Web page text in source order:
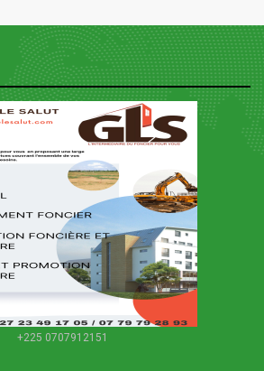
+225 0707912151